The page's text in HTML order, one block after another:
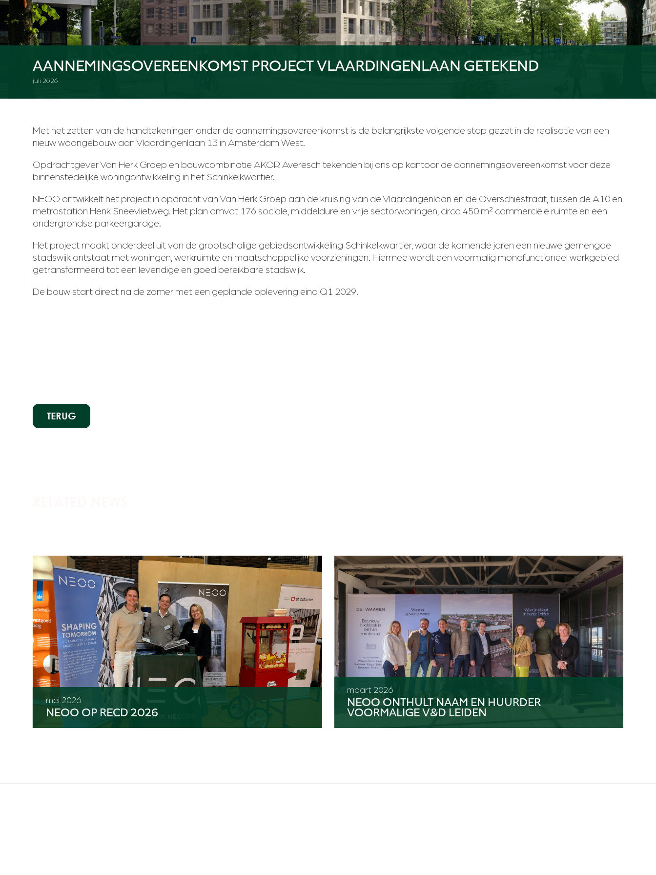
AANNEMINGSOVEREENKOMST PROJECT VLAARDINGENLAAN GETEKEND
juli 2026
Met het zetten van de handtekeningen onder de aannemingsovereenkomst is de belangrijkste volgende stap gezet in de realisatie van een
nieuw woongebouw aan Vlaardingenlaan 13 in Amsterdam West.
Opdrachtgever Van Herk Groep en bouwcombinatie AKOR Averesch tekenden bij ons op kantoor de aannemingsovereenkomst voor deze
binnenstedelijke woningontwikkeling in het Schinkelkwartier.
NEOO ontwikkelt het project in opdracht van Van Herk Groep aan de kruising van de Vlaardingenlaan en de Overschiestraat, tussen de A10 en
metrostation Henk Sneevlietweg. Het plan omvat 176 sociale, middeldure en vrije sectorwoningen, circa 450 m² commerciële ruimte en een
ondergrondse parkeergarage.
Het project maakt onderdeel uit van de grootschalige gebiedsontwikkeling Schinkelkwartier, waar de komende jaren een nieuwe gemengde
stadswijk ontstaat met woningen, werkruimte en maatschappelijke voorzieningen. Hiermee wordt een voormalig monofunctioneel werkgebied
getransformeerd tot een levendige en goed bereikbare stadswijk.
De bouw start direct na de zomer met een geplande oplevering eind Q1 2029.
TERUG
mei 2026
NEOO OP RECD 2026
maart 2026
NEOO ONTHULT NAAM EN HUURDER
VOORMALIGE V&D LEIDEN